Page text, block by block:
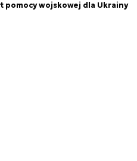
pomocy wojskowej dla Ukrainy